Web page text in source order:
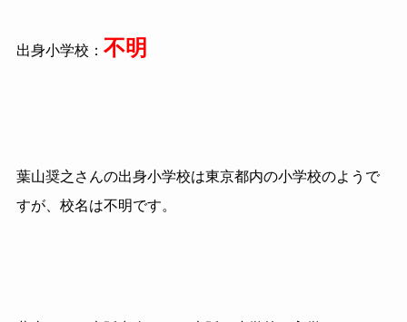
出身小学校： 不明
葉山奨之さんの出身小学校は東京都内の小学校のようで
すが、校名は不明です。